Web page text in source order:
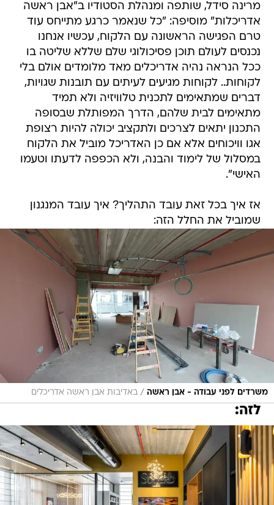
מרינה סידל, שותפה ומנהלת הסטודיו ב"אבן ראשה
אדריכלות" מוסיפה: "כל שנאמר כרגע מתייחס עוד
טרם הפגישה הראשונה עם הלקוח, עכשיו אנחנו
נכנסים לעולם תוכן פסיכולוגי שלם שללא שליטה בו
ככל הנראה נהיה אדריכלים מאד מלומדים אולם בלי
לקוחות.. לקוחות מגיעים לעיתים עם תובנות שגויות,
דברים שמתאימים לתכנית טלוויזיה ולא תמיד
מתאימים לבית שלהם, הדרך המפותלת שבסופה
התכנון יתאים לצרכים ולתקציב יכולה להיות רצופת
אגו וויכוחים אלא אם כן האדריכל מוביל את הלקוח
במסלול של לימוד והבנה, ולא הכפפה לדעתו וטעמו
האישי".
אז איך בכל זאת עובד התהליך? איך עובד המנגנון
שמוביל את החלל הזה:
משרדים לפני עבודה - אבן ראשה / באדיבות אבן ראשה אדריכלים
לזה: